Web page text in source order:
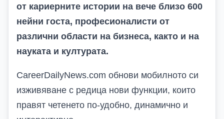
от кариерните истории на вече близо 600
нейни госта, професионалисти от
различни области на бизнеса, както и на
науката и културата.
CareerDailyNews.com обнови мобилното си
изживяване с редица нови функции, които
правят четенето по-удобно, динамично и